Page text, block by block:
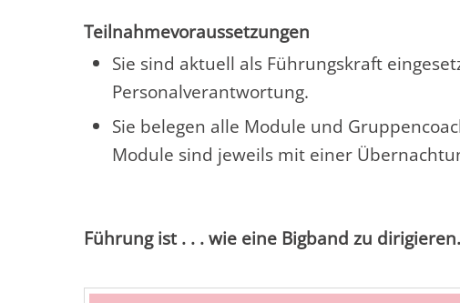
Teilnahmevoraussetzungen
Sie sind aktuell als Führungskraft
Personalverantwortung.
Sie belegen alle Module und
Module sind jeweils mit einer
Führung ist . . . wie eine Bigband zu dirigieren.